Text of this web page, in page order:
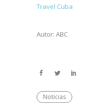
Travel Cuba
Autor: ABC
Noticias